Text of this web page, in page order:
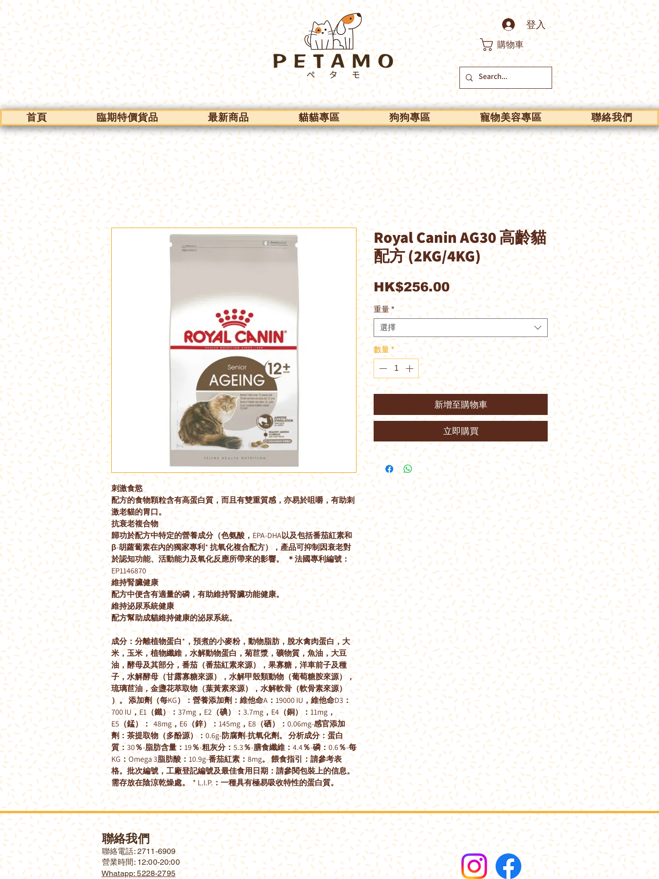
登入
購物車
首頁 臨期特價貨品 最新商品 貓貓專區 狗狗專區 寵物美容專區 聯絡我們
刺激食慾
配方的食物顆粒含有高蛋白質，而且有雙重質感，亦易於咀嚼，有助刺
激老貓的胃口。
抗衰老複合物
歸功於配方中特定的營養成分（色氨酸，EPA-DHA以及包括番茄紅素和
β-胡蘿蔔素在內的獨家專利* 抗氧化複合配方），產品可抑制因衰老對
於認知功能、活動能力及氧化反應所帶來的影響。 ＊法國專利編號：
EP1146870
維持腎臟健康
配方中便含有適量的磷，有助維持腎臟功能健康。
維持泌尿系統健康
配方幫助成貓維持健康的泌尿系統。
成分：分離植物蛋白*，預煮的小麥粉，動物脂肪，脫水禽肉蛋白，大
米，玉米，植物纖維，水解動物蛋白，菊苣漿，礦物質，魚油，大豆
油，酵母及其部分，番茄（番茄紅素來源），果寡糖，洋車前子及種
子，水解酵母（甘露寡糖來源），水解甲殼類動物（葡萄糖胺來源），
琉璃苣油，金盞花萃取物（葉黃素來源），水解軟骨（軟骨素來源）
）。 添加劑（每KG）：營養添加劑：維他命A：19000 IU，維他命D3：
700 IU，E1（鐵）：37mg，E2（碘）：3.7mg，E4（銅）：11mg，
E5（錳）： 48mg，E6（鋅）：145mg，E8（硒）：0.06mg-感官添加
劑：茶提取物（多酚源）：0.6g-防腐劑-抗氧化劑。 分析成分：蛋白
質：30％-脂肪含量：19％-粗灰分：5.3％-膳食纖維：4.4％-磷：0.6％-每
KG：Omega 3脂肪酸：10.9g-番茄紅素：8mg。 餵食指引：請參考表
格。批次編號，工廠登記編號及最佳食用日期：請參閱包裝上的信息。
需存放在陰涼乾燥處。 * L.I.P.：一種具有極易吸收特性的蛋白質。
Royal Canin AG30 高齡貓
配方 (2KG/4KG)
HK$256.00價
格
重量 *
選擇
數量 *
新增至購物車
立即購買
聯絡我們
​聯絡電話: 2711-6909
營業時間: 12:00-20:00
Whatapp: 5228-2795